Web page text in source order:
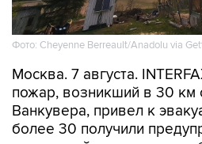
Фото: Cheyenne Berreault/Anadolu via
Москва. 7 августа.
пожар, возникший в 30 км
Ванкувера, привел к
более 30 получили